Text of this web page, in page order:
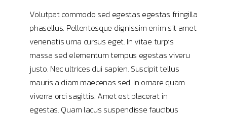
Volutpat commodo sed egestas egestas fringilla
phasellus. Pellentesque dignissim enim sit amet
venenatis urna cursus eget. In vitae turpis
massa sed elementum tempus egestas viveru
justo. Nec ultrices dui sapien. Suscipit tellus
mauris a diam maecenas sed. In ornare quam
viverra orci sagittis. Amet est placerat in
egestas. Quam lacus suspendisse faucibus